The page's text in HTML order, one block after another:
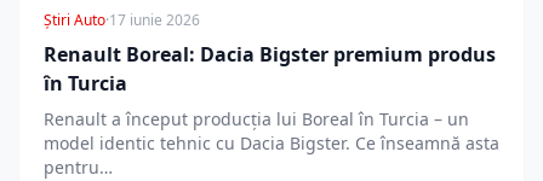
Știri Auto·17 iunie 2026
Renault Boreal: Dacia Bigster premium produs
în Turcia
Renault a început producția lui Boreal în Turcia – un
model identic tehnic cu Dacia Bigster. Ce înseamnă asta
pentru…